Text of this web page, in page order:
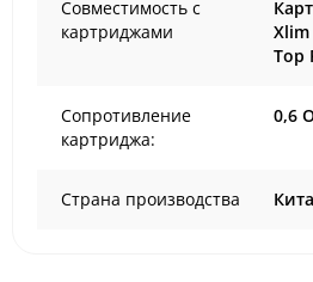
Совместимость с
картриджами
Top
Сопротивление
картриджа:
0,6
Страна производства